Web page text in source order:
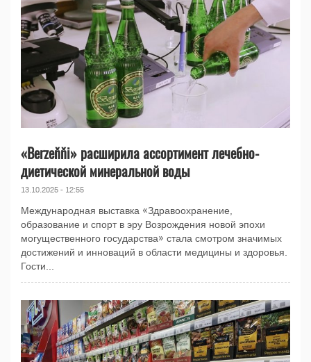
«Berzeňňi» расширила ассортимент лечебно-
диетической минеральной воды
13.10.2025 - 12:55
Международная выставка «Здравоохранение,
образование и спорт в эру Возрождения новой эпохи
могущественного государства» стала смотром значимых
достижений и инноваций в области медицины и здоровья.
Гости...